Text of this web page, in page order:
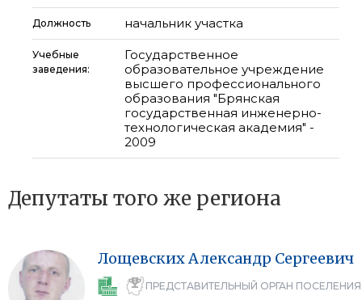
Должность начальник участка
Учебные
заведения:
Государственное
образовательное учреждение
высшего профессионального
образования "Брянская
государственная инженерно-
технологическая академия" -
2009
Депутаты того же региона
ЛощевскихАлександр Сергеевич
ПРЕДСТАВИТЕЛЬНЫЙ ОРГАН ПОСЕЛЕНИЯ